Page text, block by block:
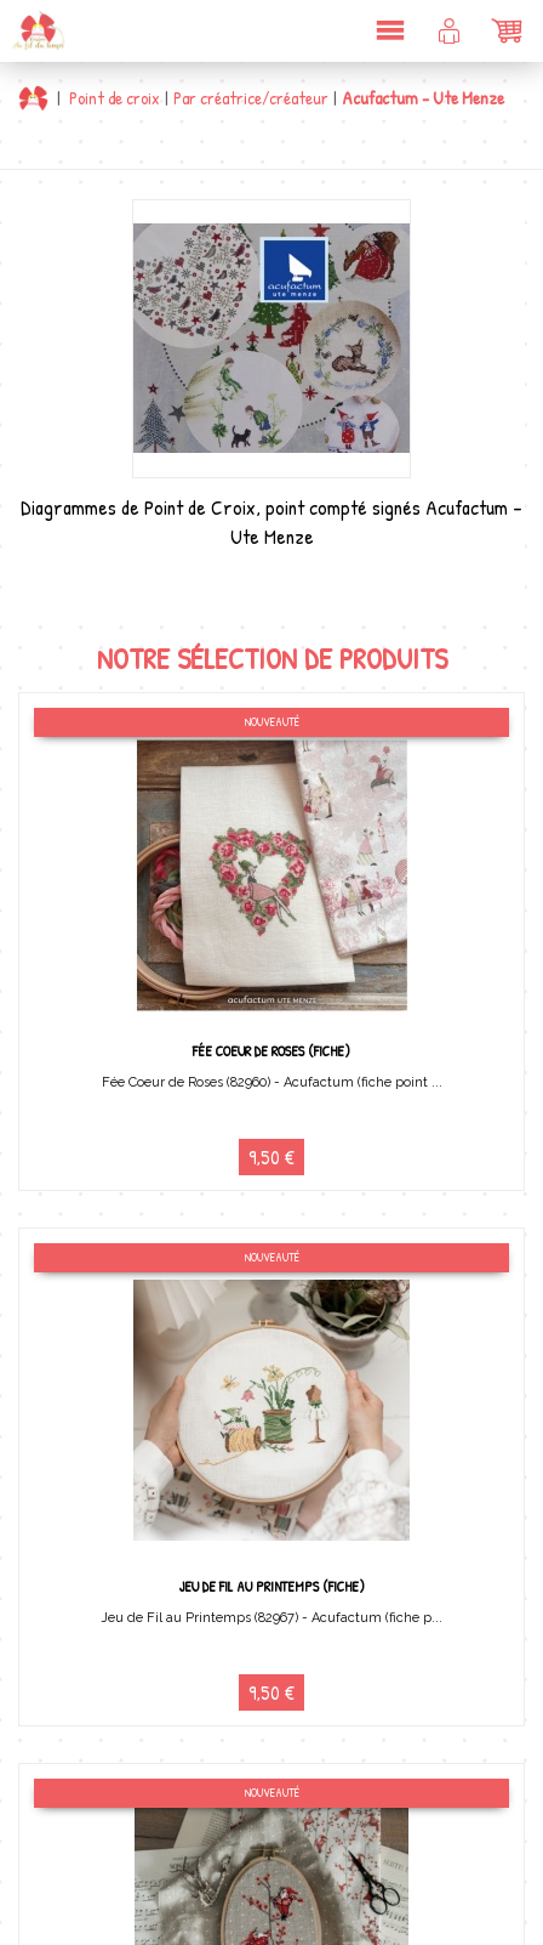
DÉPLIER
LA
NAVIGATION
COMPTE
CLIENT
| Point de croix | Par créatrice/créateur| Acufactum - Ute Menze
Diagrammes de Point de Croix, point compté signés Acufactum -
Ute Menze
NOTRE SÉLECTION DE PRODUITS
NOUVEAUTÉ
FÉE COEUR DE ROSES (FICHE)
Fée Coeur de Roses (82960) - Acufactum (fiche point ...
9,50 €
NOUVEAUTÉ
JEU DE FIL AU PRINTEMPS (FICHE)
Jeu de Fil au Printemps (82967) - Acufactum (fiche p...
9,50 €
NOUVEAUTÉ